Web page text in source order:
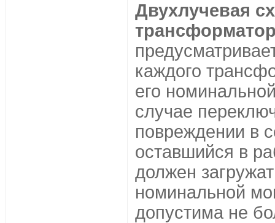
Двухлучевая
каждого
его
случае
повреждении в
оставшийся в
должен
номинальной
допустима не